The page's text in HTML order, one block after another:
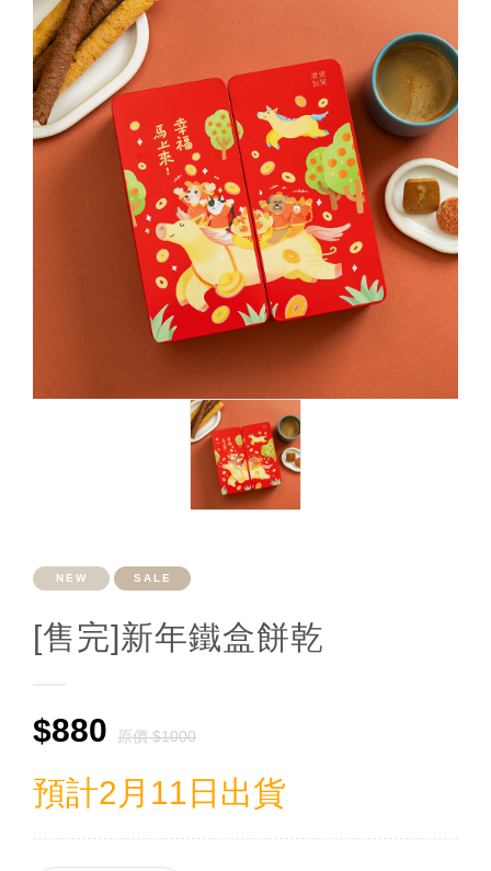
NEW SALE
[售完]新年鐵盒餅乾
$880 原價 $1000
預計2月11日出貨